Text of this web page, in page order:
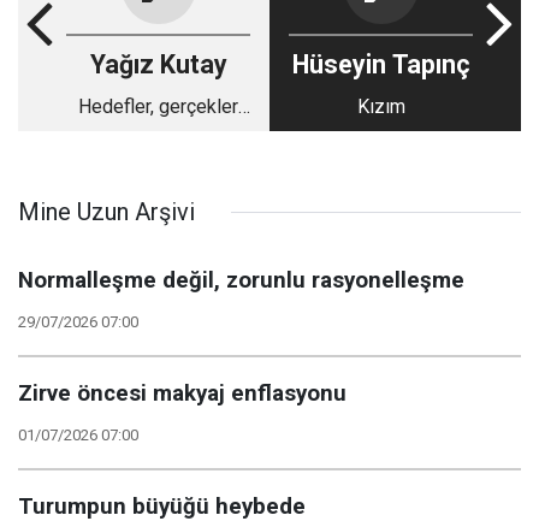
Yağız Kutay
Hedefler, gerçekler
Hüseyin Tapınç
Kızım
Mine Uzun Arşivi
Normalleşme değil, zorunlu rasyonelleşme
29/07/2026 07:00
Zirve öncesi makyaj enflasyonu
01/07/2026 07:00
Turumpun büyüğü heybede